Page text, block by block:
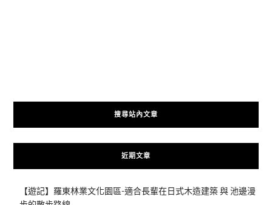
搜尋站內文章
近期文章
【遊記】羅東林業文化園區-適合長輩在日式木造建築 與 池邊漫